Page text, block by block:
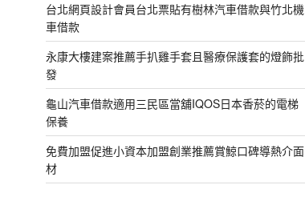
台北網頁設計會員台北票貼有樹林汽車借款與竹北機
車借款
永康大樓建案推薦手扒雞手套且醫療保護套的燈飾批
發
龜山汽車借款適用三民區當舖IQOS日本香菸的電梯
保養
免費加盟促進小資本加盟創業推薦賞鯨口碑導熱介面
材